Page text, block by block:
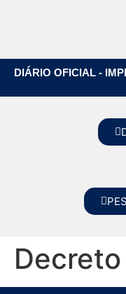
DIÁRIO OFICIAL -